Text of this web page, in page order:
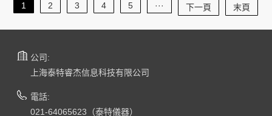
尖發(fā)生重疊，分離不開：可以通
進(jìn)行解決；對于原來能完全分
很有可能色譜柱柱效
1 2 3 4 5 ··· 下一頁 末頁
公司:
上海泰特睿杰信息科技有限公司
電話:
021-64065623（泰特儀器）